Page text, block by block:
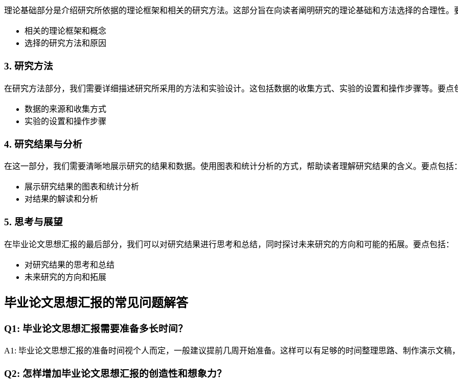
理论基础部分是介绍研究所依据的理论框架和相关的研究方法。这部分旨在向读者阐明研究的理论基础和方法选择的合理性。
相关的理论框架和概念
选择的研究方法和原因
3. 研究方法
在研究方法部分，我们需要详细描述研究所采用的方法和实验设计。这包括数据的收集方式、实验的设置和操作步骤等。要点
数据的来源和收集方式
实验的设置和操作步骤
4. 研究结果与分析
在这一部分，我们需要清晰地展示研究的结果和数据。使用图表和统计分析的方式，帮助读者理解研究结果的含义。要点包括：
展示研究结果的图表和统计分析
对结果的解读和分析
5. 思考与展望
在毕业论文思想汇报的最后部分，我们可以对研究结果进行思考和总结，同时探讨未来研究的方向和可能的拓展。要点包括：
对研究结果的思考和总结
未来研究的方向和拓展
毕业论文思想汇报的常见问题解答
Q1: 毕业论文思想汇报需要准备多长时间？
A1: 毕业论文思想汇报的准备时间视个人而定，一般建议提前几周开始准备。这样可以有足够的时间整理思路、制作演示文稿
Q2: 怎样增加毕业论文思想汇报的创造性和想象力？